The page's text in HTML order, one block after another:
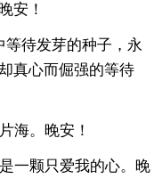
安！
待发芽的种子，永
真心而倔强的等待
海。晚安！
一颗只爱我的心。晚